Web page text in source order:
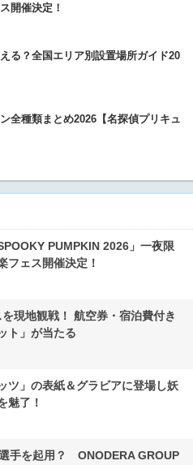
開催決定！
る？全国エリア別設置場所ガイド20
全種類まとめ2026【名探偵プリキュ
PUMPKIN 2026」一夜限
フェス開催決定！
現地観戦！ 航空券・宿泊費付き
ト」が当たる
ツ」の表紙＆グラビアに登場し妖
魅了！
手を起用？ ONODERA GROUP